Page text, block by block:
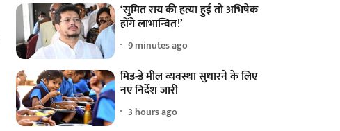
‘सुमित राय की हत्या हुई तो अभिषेक
होंगे लाभान्वित!’
9 minutes ago
मिड-डे मील व्यवस्था सुधारने के लिए
नए निर्देश जारी
3 hours ago